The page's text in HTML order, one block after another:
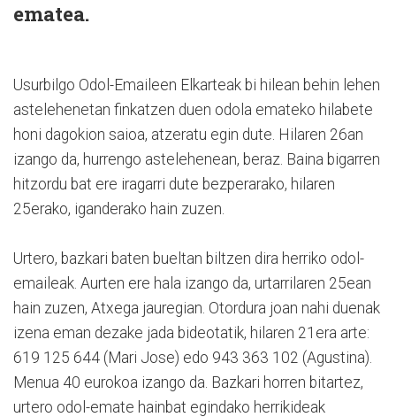
ematea.
Usurbilgo Odol-Emaileen Elkarteak bi hilean behin lehen
astelehenetan finkatzen duen odola emateko hilabete
honi dagokion saioa, atzeratu egin dute. Hilaren 26an
izango da, hurrengo astelehenean, beraz. Baina bigarren
hitzordu bat ere iragarri dute bezperarako, hilaren
25erako, iganderako hain zuzen.
Urtero, bazkari baten bueltan biltzen dira herriko odol-
emaileak. Aurten ere hala izango da, urtarrilaren 25ean
hain zuzen, Atxega jauregian. Otordura joan nahi duenak
izena eman dezake jada bideotatik, hilaren 21era arte:
619 125 644 (Mari Jose) edo 943 363 102 (Agustina).
Menua 40 eurokoa izango da. Bazkari horren bitartez,
urtero odol-emate hainbat egindako herrikideak